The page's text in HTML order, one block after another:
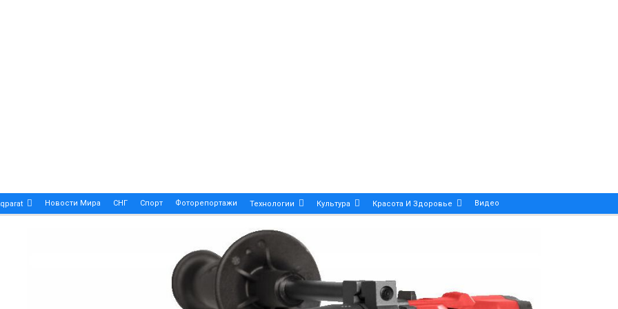
Новости Мира СНГ Спорт Фоторепортажи Технологии Культура Красота И Здоровье Видео
Patek Philippe Calatrava DATE – A True Symbol Of Elegance And Precision